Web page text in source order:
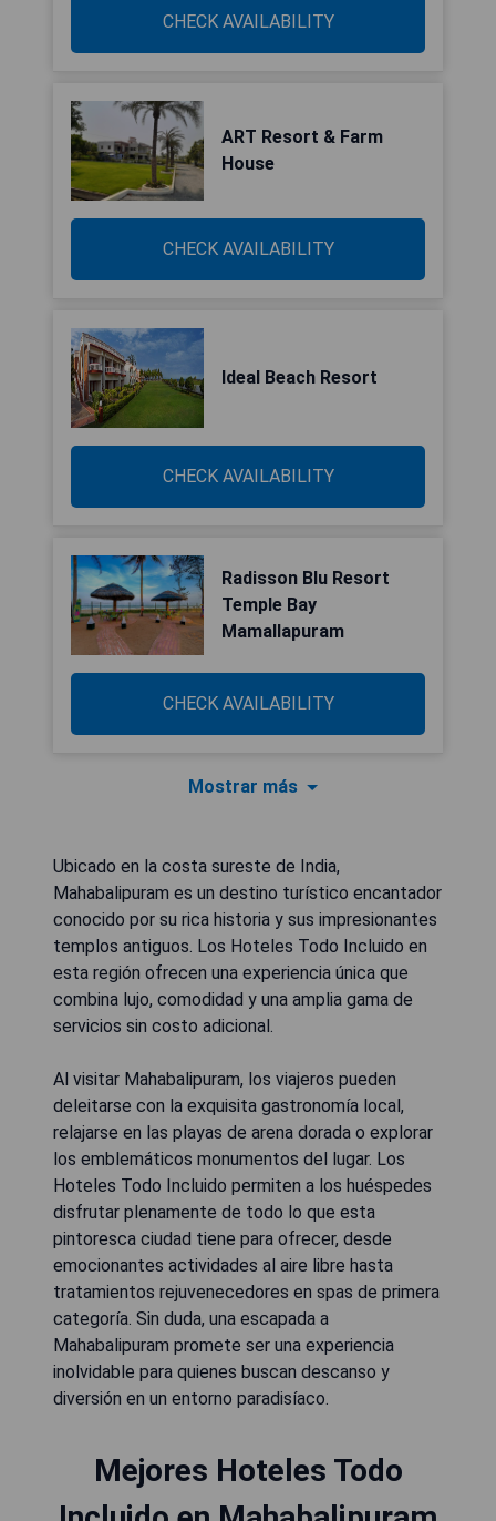
CHECK AVAILABILITY
ART Resort & Farm
House
CHECK AVAILABILITY
Ideal Beach Resort
CHECK AVAILABILITY
Radisson Blu Resort
Temple Bay
Mamallapuram
CHECK AVAILABILITY
Mostrar más
Ubicado en la costa sureste de India,
Mahabalipuram es un destino turístico encantador
conocido por su rica historia y sus impresionantes
templos antiguos. Los Hoteles Todo Incluido en
esta región ofrecen una experiencia única que
combina lujo, comodidad y una amplia gama de
servicios sin costo adicional.
Al visitar Mahabalipuram, los viajeros pueden
deleitarse con la exquisita gastronomía local,
relajarse en las playas de arena dorada o explorar
los emblemáticos monumentos del lugar. Los
Hoteles Todo Incluido permiten a los huéspedes
disfrutar plenamente de todo lo que esta
pintoresca ciudad tiene para ofrecer, desde
emocionantes actividades al aire libre hasta
tratamientos rejuvenecedores en spas de primera
categoría. Sin duda, una escapada a
Mahabalipuram promete ser una experiencia
inolvidable para quienes buscan descanso y
diversión en un entorno paradisíaco.
Mejores Hoteles Todo